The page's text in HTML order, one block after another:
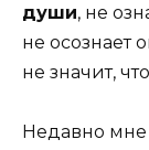
души, не
не осознает
не значит,
Недавно мне